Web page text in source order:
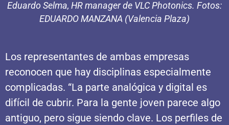
Eduardo Selma, HR manager de VLC Photonics. Fotos:
EDUARDO MANZANA (Valencia Plaza)
Los representantes de ambas empresas
reconocen que hay disciplinas especialmente
complicadas. “La parte analógica y digital es
difícil de cubrir. Para la gente joven parece algo
antiguo, pero sigue siendo clave. Los perfiles de